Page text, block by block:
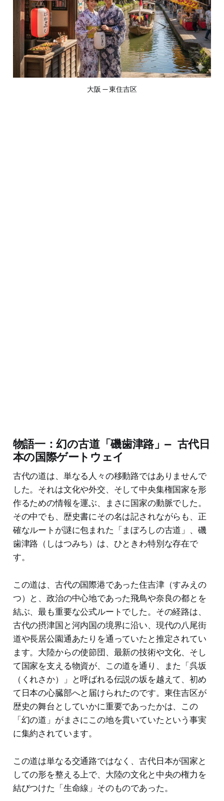
大阪 — 東住吉区
物語一：幻の古道「磯歯津路」— 古代日
本の国際ゲートウェイ
古代の道は、単なる人々の移動路ではありませんで
した。それは文化や外交、そして中央集権国家を形
作るための情報を運ぶ、まさに国家の動脈でした。
その中でも、歴史書にその名は記されながらも、正
確なルートが謎に包まれた「まぼろしの古道」、磯
歯津路（しはつみち）は、ひときわ特別な存在で
す。
この道は、古代の国際港であった住吉津（すみえの
つ）と、政治の中心地であった飛鳥や奈良の都とを
結ぶ、最も重要な公式ルートでした。その経路は、
古代の摂津国と河内国の境界に沿い、現代の八尾街
道や長居公園通あたりを通っていたと推定されてい
ます。大陸からの使節団、最新の技術や文化、そし
て国家を支える物資が、この道を通り、また「呉坂
（くれさか）」と呼ばれる伝説の坂を越えて、初め
て日本の心臓部へと届けられたのです。東住吉区が
歴史の舞台としていかに重要であったかは、この
「幻の道」がまさにこの地を貫いていたという事実
に集約されています。
この道は単なる交通路ではなく、古代日本が国家と
しての形を整える上で、大陸の文化と中央の権力を
結びつけた「生命線」そのものであった。